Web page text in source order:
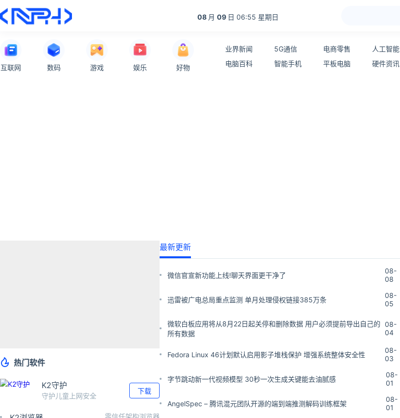
08 月 09 日 06:55 星期日
互联网 数码 游戏 娱乐 好物
业界新闻 5G通信 电商零售 人工智能
电脑百科
智能手机 平板电脑 硬件资讯
热门软件
K2守护
守护儿童上网安全
下载
零信任架构浏览器
最新更新
微信官宣新功能上线!聊天界面更干净了
08-
08
迅雷被广电总局重点监测 单月处理侵权链接385万条
08-
05
微软白板应用将从8月22日起关停和删除数据 用户必须提前导出自己的
所有数据
08-
04
Fedora Linux 46计划默认启用影子堆栈保护 增强系统整体安全性
08-
03
字节跳动新一代视频模型 30秒一次生成关键能去油腻感
08-
01
AngelSpec – 腾讯混元团队开源的端到端推测解码训练框架
08-
01